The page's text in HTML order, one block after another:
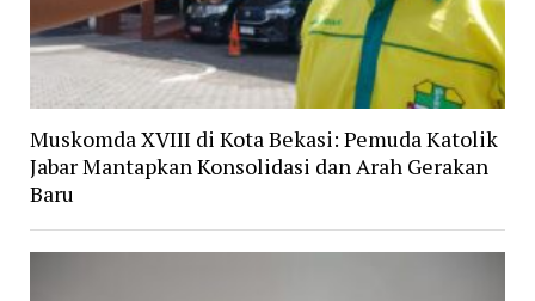
Muskomda XVIII di Kota Bekasi: Pemuda Katolik
Jabar Mantapkan Konsolidasi dan Arah Gerakan
Baru